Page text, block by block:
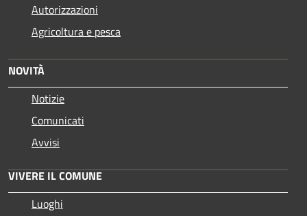
Autorizzazioni
Agricoltura e pesca
NOVITÀ
Notizie
Comunicati
Avvisi
VIVERE IL COMUNE
Luoghi